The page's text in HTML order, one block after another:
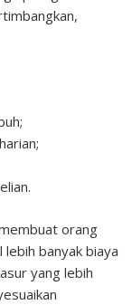
orang
banyak biaya
yang lebih